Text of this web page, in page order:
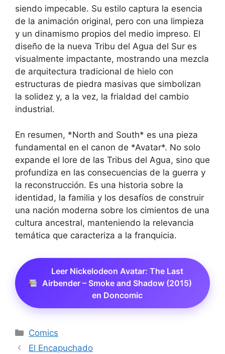
siendo impecable. Su estilo captura la esencia
de la animación original, pero con una limpieza
y un dinamismo propios del medio impreso. El
diseño de la nueva Tribu del Agua del Sur es
visualmente impactante, mostrando una mezcla
de arquitectura tradicional de hielo con
estructuras de piedra masivas que simbolizan
la solidez y, a la vez, la frialdad del cambio
industrial.
En resumen, *North and South* es una pieza
fundamental en el canon de *Avatar*. No solo
expande el lore de las Tribus del Agua, sino que
profundiza en las consecuencias de la guerra y
la reconstrucción. Es una historia sobre la
identidad, la familia y los desafíos de construir
una nación moderna sobre los cimientos de una
cultura ancestral, manteniendo la relevancia
temática que caracteriza a la franquicia.
Leer Nickelodeon Avatar: The Last
Airbender – Smoke and Shadow (2015)
en Doncomic
Categorías
Comics
El Encapuchado